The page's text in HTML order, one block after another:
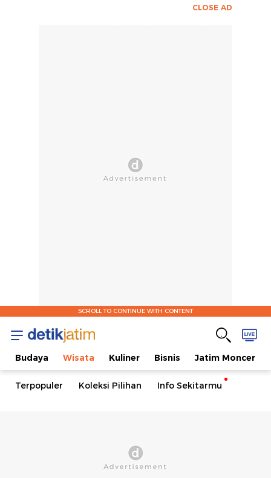
CLOSE AD
SCROLL TO CONTINUE WITH CONTENT
Budaya Wisata Kuliner Bisnis Jatim Moncer
Terpopuler Koleksi Pilihan Info Sekitarmu